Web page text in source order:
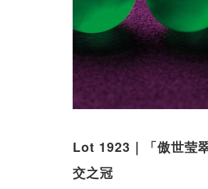
Lot 1923｜「傲世莹
交之冠